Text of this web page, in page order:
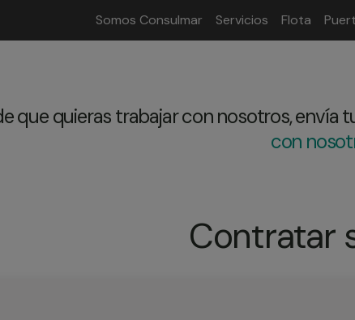
Somos Consulmar Servicios Flota
que quieras trabajar con nosotros, envía
con
Contratar